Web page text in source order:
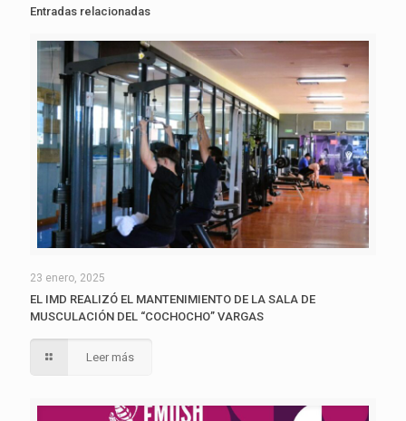
Entradas relacionadas
23 enero, 2025
EL IMD REALIZÓ EL MANTENIMIENTO DE LA SALA DE
MUSCULACIÓN DEL “COCHOCHO” VARGAS
Leer más